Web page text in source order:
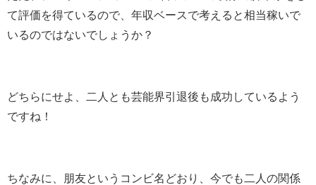
て評価を得ているので、年収ベースで考えると相当稼いで
いるのではないでしょうか？
どちらにせよ、二人とも芸能界引退後も成功しているよう
ですね！
ちなみに、朋友というコンビ名どおり、今でも二人の関係